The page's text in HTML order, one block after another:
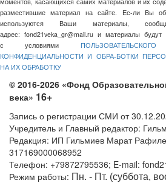
разместившие материал на сайте. Ес-ли Вы
используются Ваши материалы,
адрес: fond21veka_gr@mail.ru и материалы будут
с условиями
КОНФИДЕНЦИАЛЬНОСТИ И ОБРА-БОТКИ
НА ИХ ОБРАБОТКУ
© 2016-2026 «Фонд
века» 16+
Запись о регистрации СМИ от
Учредитель и Главный редактор:
Редакция: ИП Гильмиев Марат
317169000068952
Телефон: +79872795536; E-mail:
Режим работы: Пн. - Пт. (суббота,